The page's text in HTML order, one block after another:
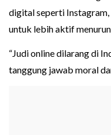
digital seperti
untuk lebih aktif
“Judi online dilarang di
tanggung jawab moral